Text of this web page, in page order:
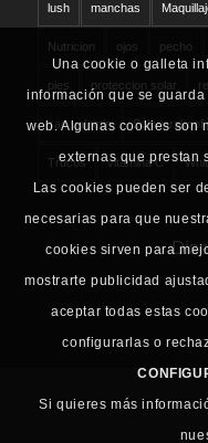
lush manchas
Nutricion ojos pecho
pies proteccion solar
san valentin Schwarzkopf
Trucos vitamina C
Una cookie o galleta
información que se
web. Algunas cookies son
externas que prestan
Las cookies pueden ser
necesarias para que
cookies sirven para
mostrarte publicidad
aceptar todas estas
configurarlas o
Si quieres más